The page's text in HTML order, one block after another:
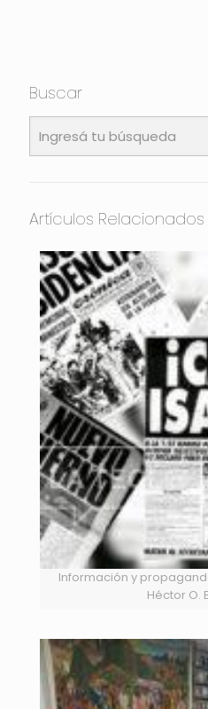
Buscar
Artículos Relacionados
Información y
Héctor O.